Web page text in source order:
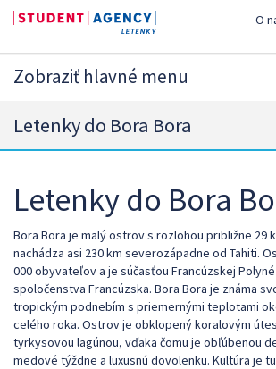
O
Zobraziť hlavné menu
Letenky do Bora Bora
Letenky do Bora
Bora Bora je malý ostrov s rozlohou približne 29
nachádza asi 230 km severozápadne od Tahiti.
000 obyvateľov a je súčasťou Francúzskej
spoločenstva Francúzska. Bora Bora je známa
tropickým podnebím s priemernými teplotami
celého roka. Ostrov je obklopený koralovým
tyrkysovou lagúnou, vďaka čomu je obľúbenou
medové týždne a luxusnú dovolenku. Kultúra je